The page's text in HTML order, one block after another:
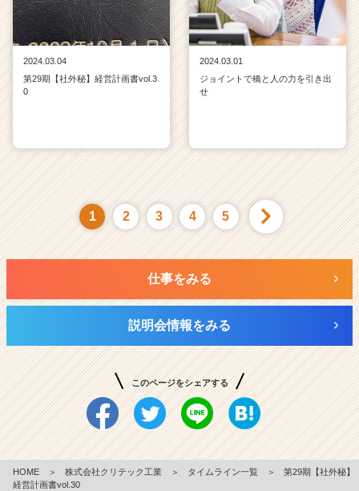
2024.03.04
第29期【社外秘】経営計画書vol.3
0
2024.03.01
ジョイントで橋と人の力を引き出
せ
1 2 3 4 5
仕事をみる
説明会情報をみる
このページをシェアする
HOME ＞ 株式会社クリテック工業 ＞ タイムライン一覧 ＞
第29期【社外秘】
経営計画書vol.30